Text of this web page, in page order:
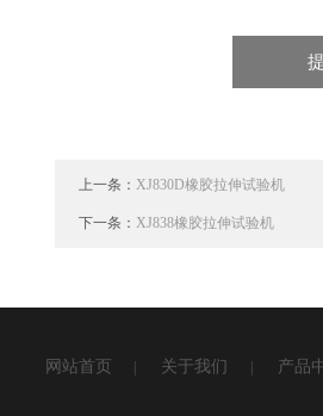
上一条：XJ830D橡胶拉伸试验机
下一条：XJ838橡胶拉伸试验机
网站首页 关于我们 产品